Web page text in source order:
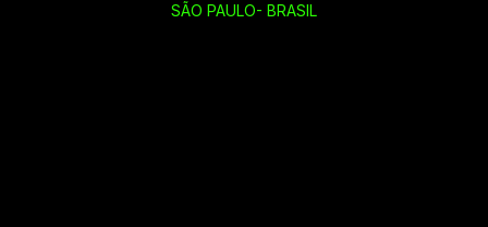
SÃO PAULO- BRASIL